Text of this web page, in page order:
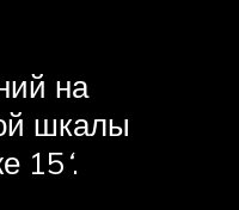
на
шкалы
15‘.